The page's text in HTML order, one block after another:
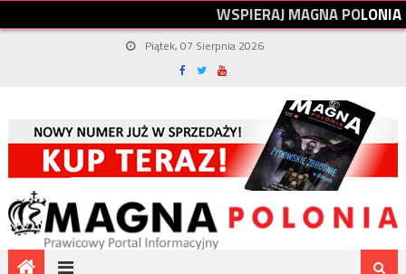
WSPIERAJMAGNAPOLONIA
Piątek, 07 Sierpnia 2026